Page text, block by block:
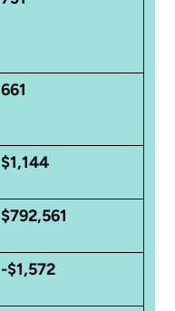
661
$1,144
$792,561
-$1,572